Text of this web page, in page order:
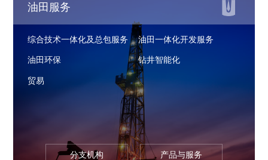
油田服务
综合技术一体化及总包服务 油田一体化开发服务
油田环保 钻井智能化
贸易
分支机构 产品与服务